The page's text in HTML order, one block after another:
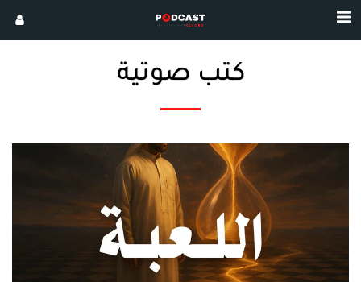
كتب صوتية